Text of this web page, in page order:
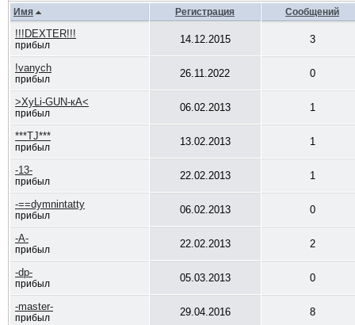
Имя Регистрация Сообщений
!!!DEXTER!!!
прибыл 14.12.2015 3
!vanych
прибыл 26.11.2022 0
>ХуLi-GUN-кА<
прибыл 06.02.2013 1
***TJ***
прибыл 13.02.2013 1
-13-
прибыл 22.02.2013 1
-==dymnintatty
прибыл 06.02.2013 0
-A-
прибыл 22.02.2013 2
-dp-
прибыл 05.03.2013 0
-master-
прибыл 29.04.2016 8